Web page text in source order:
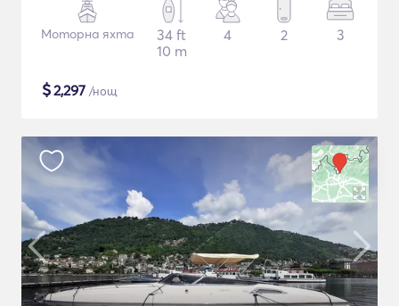
Моторна яхта
34 ft
10 m
4 2 3
$2,297 /нощ